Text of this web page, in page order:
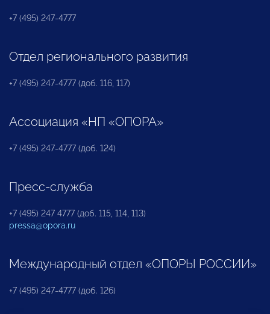
+7 (495) 247-4777
Отдел регионального развития
+7 (495) 247-4777 (доб. 116, 117)
Ассоциация «НП «ОПОРА»
+7 (495) 247-4777 (доб. 124)
Пресс-служба
+7 (495) 247 4777 (доб. 115, 114, 113)
pressa@opora.ru
Международный отдел «ОПОРЫ РОССИИ»
+7 (495) 247-4777 (доб. 126)